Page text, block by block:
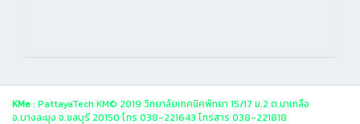
KMe: PattayaTech KM© 2019 วิทยาลัยเทคนิคพัทยา 15/17 ม.2 ต.นาเกลือ
อ.บางละมุง จ.ชลบุรี 20150 โทร 038-221643 โทรสาร 038-221818